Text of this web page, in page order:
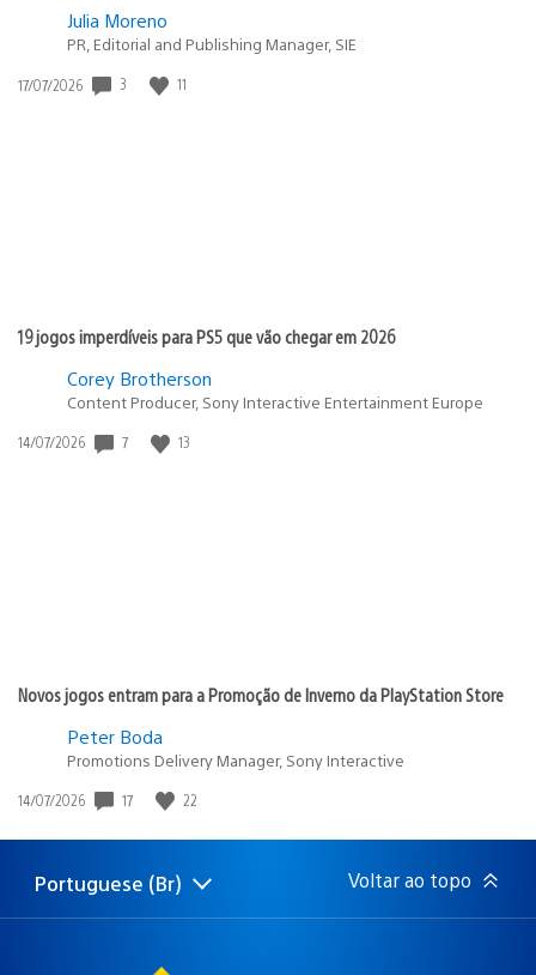
Julia Moreno
PR, Editorial and Publishing Manager, SIE
Data
17/07/2026 3 11
19 jogos imperdíveis para PS5 que vão chegar em 2026
Corey Brotherson
Content Producer, Sony Interactive Entertainment Europe
Data
14/07/2026 7 13
Novos jogos entram para a Promoção de Inverno da PlayStation Store
Peter Boda
Promotions Delivery Manager, Sony Interactive
Data
publicação:
14/07/2026 17 22
Selecione
uma
Região
atual:
Portuguese (Br) Voltar ao topo